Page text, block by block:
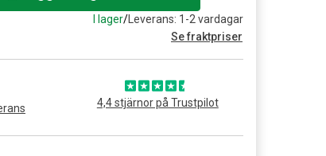
I lager/Leverans: 1-2 vardagar
Se fraktpriser
4,4 stjärnor på Trustpilot